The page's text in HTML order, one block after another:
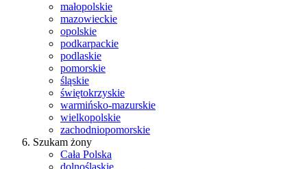
małopolskie
mazowieckie
opolskie
podkarpackie
podlaskie
pomorskie
śląskie
świętokrzyskie
warmińsko-mazurskie
wielkopolskie
zachodniopomorskie
Szukam żony
Cała Polska
dolnośląskie